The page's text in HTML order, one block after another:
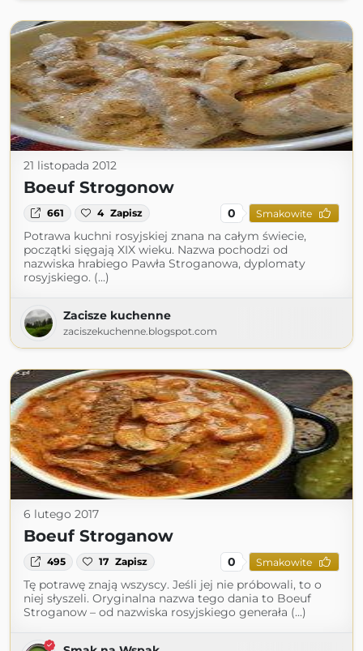
21 listopada 2012
Boeuf Strogonow
661 4 Zapisz 0 Smakowite
Potrawa kuchni rosyjskiej znana na całym świecie,
początki sięgają XIX wieku. Nazwa pochodzi od
nazwiska hrabiego Pawła Stroganowa, dyplomaty
rosyjskiego. (...)
Zacisze kuchenne
zaciszekuchenne.blogspot.com
6 lutego 2017
Boeuf Stroganow
495 17 Zapisz 0 Smakowite
Tę potrawę znają wszyscy. Jeśli jej nie próbowali, to o
niej słyszeli. Oryginalna nazwa tego dania to Boeuf
Stroganow – od nazwiska rosyjskiego generała (...)